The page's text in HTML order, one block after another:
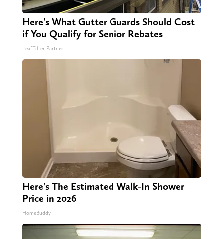
Here's What Gutter Guards Should Cost
if You Qualify for Senior Rebates
LeafFilter Partner
Here's The Estimated Walk-In Shower
Price in 2026
HomeBuddy